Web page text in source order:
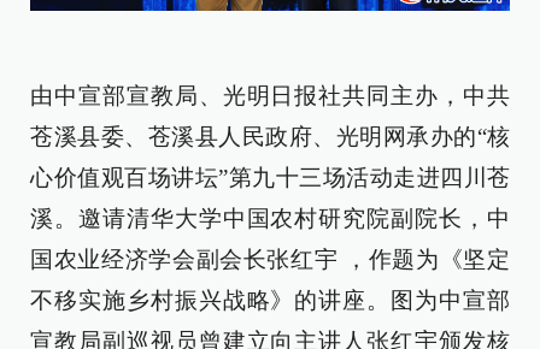
由中宣部宣教局、光明日报社共同主办，中共
苍溪县委、苍溪县人民政府、光明网承办的“核
心价值观百场讲坛”第九十三场活动走进四川苍
溪。邀请清华大学中国农村研究院副院长，中
国农业经济学会副会长张红宇 ，作题为《坚定
不移实施乡村振兴战略》的讲座。图为中宣部
宣教局副巡视员曾建立向主讲人张红宇颁发核